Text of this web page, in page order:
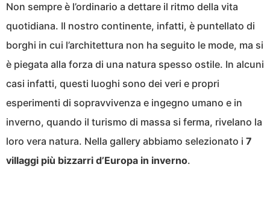
Non sempre è l’ordinario a dettare il ritmo della vita
quotidiana. Il nostro continente, infatti, è puntellato di
borghi in cui l’architettura non ha seguito le mode, ma si
è piegata alla forza di una natura spesso ostile. In alcuni
casi infatti, questi luoghi sono dei veri e propri
esperimenti di sopravvivenza e ingegno umano e in
inverno, quando il turismo di massa si ferma, rivelano la
loro vera natura. Nella gallery abbiamo selezionato i 7
villaggi più bizzarri d’Europa in inverno.